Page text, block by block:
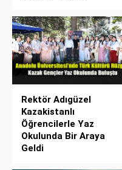
Rektör Adıgüzel
Kazakistanlı
Öğrencilerle Yaz
Okulunda Bir Araya
Geldi